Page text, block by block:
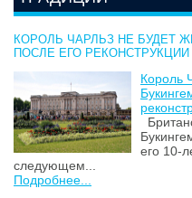
КОРОЛЬ ЧАРЛЬЗ НЕ БУДЕТ
ПОСЛЕ ЕГО РЕКОНСТРУКЦИИ
Король
его 10-
следующем...
Подробнее...